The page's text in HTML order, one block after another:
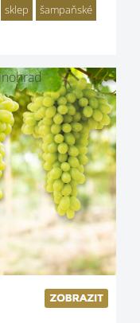
sklep
šampaňské